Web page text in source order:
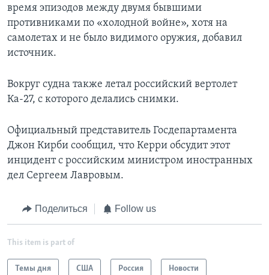
время эпизодов между двумя бывшими
противниками по «холодной войне», хотя на
самолетах и не было видимого оружия, добавил
источник.
Вокруг судна также летал российский вертолет
Ка-27, с которого делались снимки.
Официальный представитель Госдепартамента
Джон Кирби сообщил, что Керри обсудит этот
инцидент с российским министром иностранных
дел Сергеем Лавровым.
Поделиться Follow us
This item is part of
Темы дня США Россия Новости